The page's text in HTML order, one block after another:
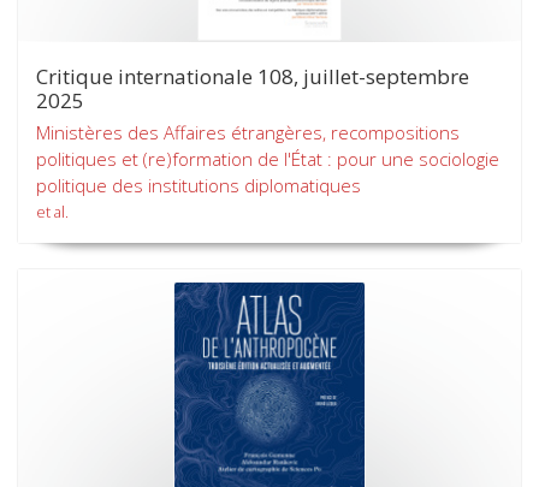
Critique internationale 108, juillet-septembre
2025
Ministères des Affaires étrangères, recompositions
politiques et (re)formation de l'État : pour une sociologie
politique des institutions diplomatiques
et al.